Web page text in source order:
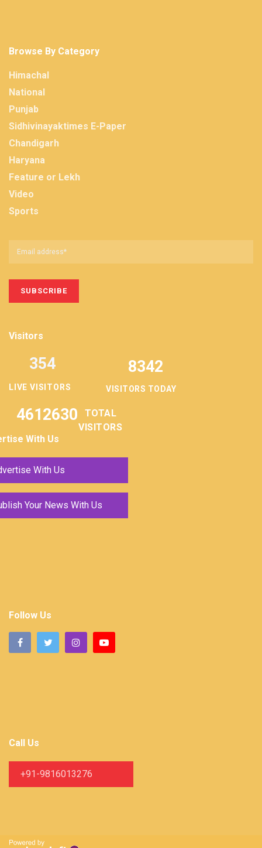
Browse By Category
Himachal
National
Punjab
Sidhivinayaktimes E-Paper
Chandigarh
Haryana
Feature or Lekh
Video
Sports
Visitors
LIVE VISITORS
354 8342
VISITORS TODAY
4612630
TOTAL
VISITORS
With Us
With Us
Your News With Us
Follow Us
Call Us
+91-9816013276